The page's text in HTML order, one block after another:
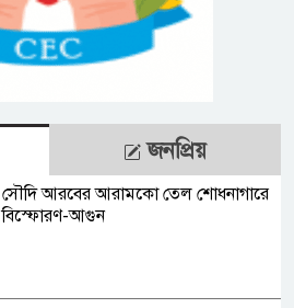
জনপ্রিয়
সৌদি আরবের আরামকো তেল শোধনাগারে
বিস্ফোরণ-আগুন